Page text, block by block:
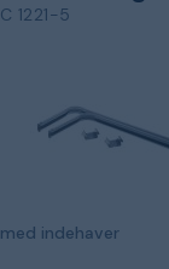
C 1221-5
med indehaver